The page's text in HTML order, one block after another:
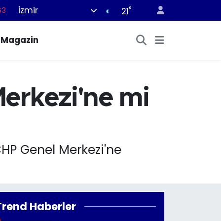
İzmir 21°
Magazin
mi
Genel Merkezi'ne
Haberler